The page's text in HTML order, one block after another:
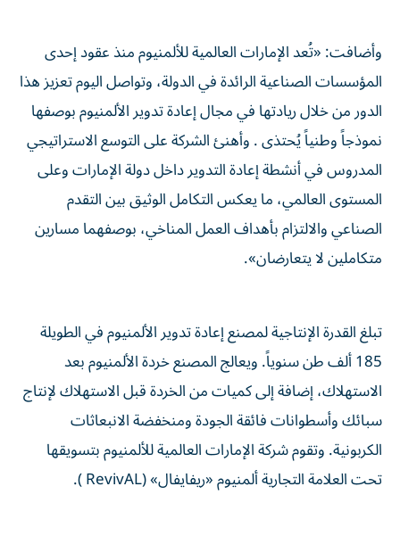
وأضافت: «تُعد الإمارات العالمية للألمنيوم منذ عقود إحدى
المؤسسات الصناعية الرائدة في الدولة، وتواصل اليوم تعزيز هذا
الدور من خلال ريادتها في مجال إعادة تدوير الألمنيوم بوصفها
نموذجاً وطنياً يُحتذى . وأهنئ الشركة على التوسع الاستراتيجي
المدروس في أنشطة إعادة التدوير داخل دولة الإمارات وعلى
المستوى العالمي، ما يعكس التكامل الوثيق بين التقدم
الصناعي والالتزام بأهداف العمل المناخي، بوصفهما مسارين
متكاملين لا يتعارضان».
تبلغ القدرة الإنتاجية لمصنع إعادة تدوير الألمنيوم في الطويلة
185 ألف طن سنوياً. ويعالج المصنع خردة الألمنيوم بعد
الاستهلاك، إضافة إلى كميات من الخردة قبل الاستهلاك لإنتاج
سبائك وأسطوانات فائقة الجودة ومنخفضة الانبعاثات
الكربونية. وتقوم شركة الإمارات العالمية للألمنيوم بتسويقها
تحت العلامة التجارية ألمنيوم «ريفايفال» (RevivAL ).